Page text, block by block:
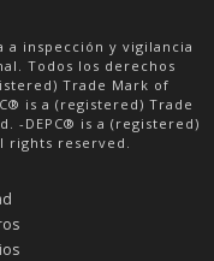
a inspección y vigilancia
Todos los derechos
Trade Mark of
is a (registered) Trade
-DEPC® is a (registered)
rights reserved.